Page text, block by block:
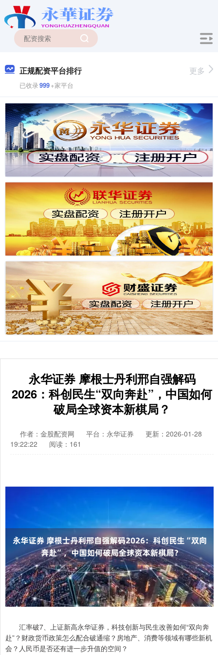
正规配资平台排行
已收录999+家平台
更多
永华证券 摩根士丹利邢自强解码
2026：科创民生“双向奔赴”，中国如何
破局全球资本新棋局？
作者：金股配资网 平台：永华证券
更新：2026-01-28
19:22:22
阅读：161
汇率破7、上证新高永华证券，科技创新与民生改善如何“双向奔
赴”？财政货币政策怎么配合破通缩？房地产、消费等领域有哪些新机
会？人民币是否还有进一步升值的空间？